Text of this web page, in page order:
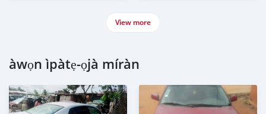
View more
àwọn ìpàtẹ-ọjà míràn